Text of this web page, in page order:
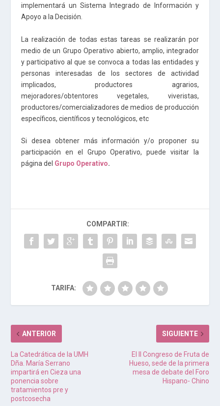
implementará un Sistema Integrado de Información y
Apoyo a la Decisión.
La realización de todas estas tareas se realizarán por
medio de un Grupo Operativo abierto, amplio, integrador
y participativo al que se convoca a todas las entidades y
personas interesadas de los sectores de actividad
implicados, productores agrarios,
mejoradores/obtentores vegetales, viveristas,
productores/comercializadores de medios de producción
específicos, científicos y tecnológicos, etc
Si desea obtener más información y/o proponer su
participación en el Grupo Operativo, puede visitar la
página del Grupo Operativo.
COMPARTIR:
TARIFA:
ANTERIOR
La Catedrática de la UMH
Dña. María Serrano
impartirá en Cieza una
ponencia sobre
tratamientos pre y
postcosecha
SIGUIENTE
El II Congreso de Fruta de
Hueso, sede de la primera
mesa de debate del Foro
Hispano- Chino